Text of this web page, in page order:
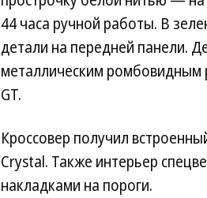
44 часа ручной работы. В
детали на передней панели.
металлическим ромбовидным
GT.
Кроссовер получил
Crystal. Также интерьер
накладками на пороги.